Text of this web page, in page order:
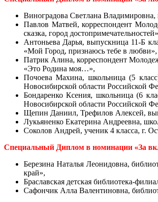
Виноградова Светлана
Павлов Матвей, корреспондент
сказка, город
Антоньева Дарья, выпускница 11-Б
«Мой Город, признаюсь тебе в любви»,
Патрик Алина, корреспондент
«Это Родина моя…»,
Почоева Махина, школьница (5
Новосибирской области Российской
Бондаренко Ксения, школьница (6
Новосибирской области Российской
Щепин Даниил, Трефилов Алексей,
Лукьяненко Екатерина Андреевна,
Соколов Андрей, ученик 4 класса, г.
Специальный Диплом в номинации «За
Березина Наталья Леонидовна,
край»,
Браславская детская библиотека-
Сафончик Алла Валентиновна,